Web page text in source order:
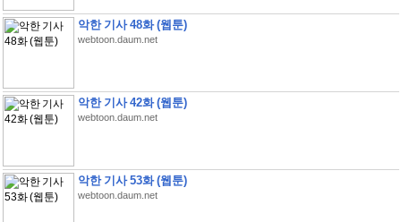
악한 기사 48화 (웹툰)
webtoon.daum.net
악한 기사 42화 (웹툰)
webtoon.daum.net
악한 기사 53화 (웹툰)
webtoon.daum.net